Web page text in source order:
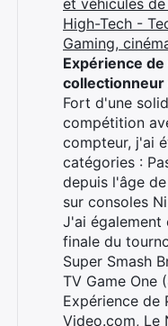
et véhicules
High-Tech -
Gaming,
Expérience
collectionneur
Fort d'une
compétition
compteur, j'ai
catégories :
depuis l'âge
sur consoles
J'ai également
finale du
Super Smash
TV Game One
Expérience de
Video.com, Le